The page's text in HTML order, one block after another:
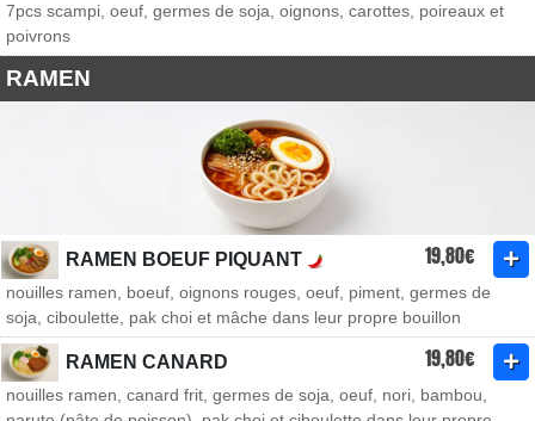
7pcs scampi, oeuf, germes de soja, oignons, carottes, poireaux et
poivrons
RAMEN
RAMEN BOEUF PIQUANT 19,80€
nouilles ramen, boeuf, oignons rouges, oeuf, piment, germes de
soja, ciboulette, pak choi et mâche dans leur propre bouillon
RAMEN CANARD 19,80€
nouilles ramen, canard frit, germes de soja, oeuf, nori, bambou,